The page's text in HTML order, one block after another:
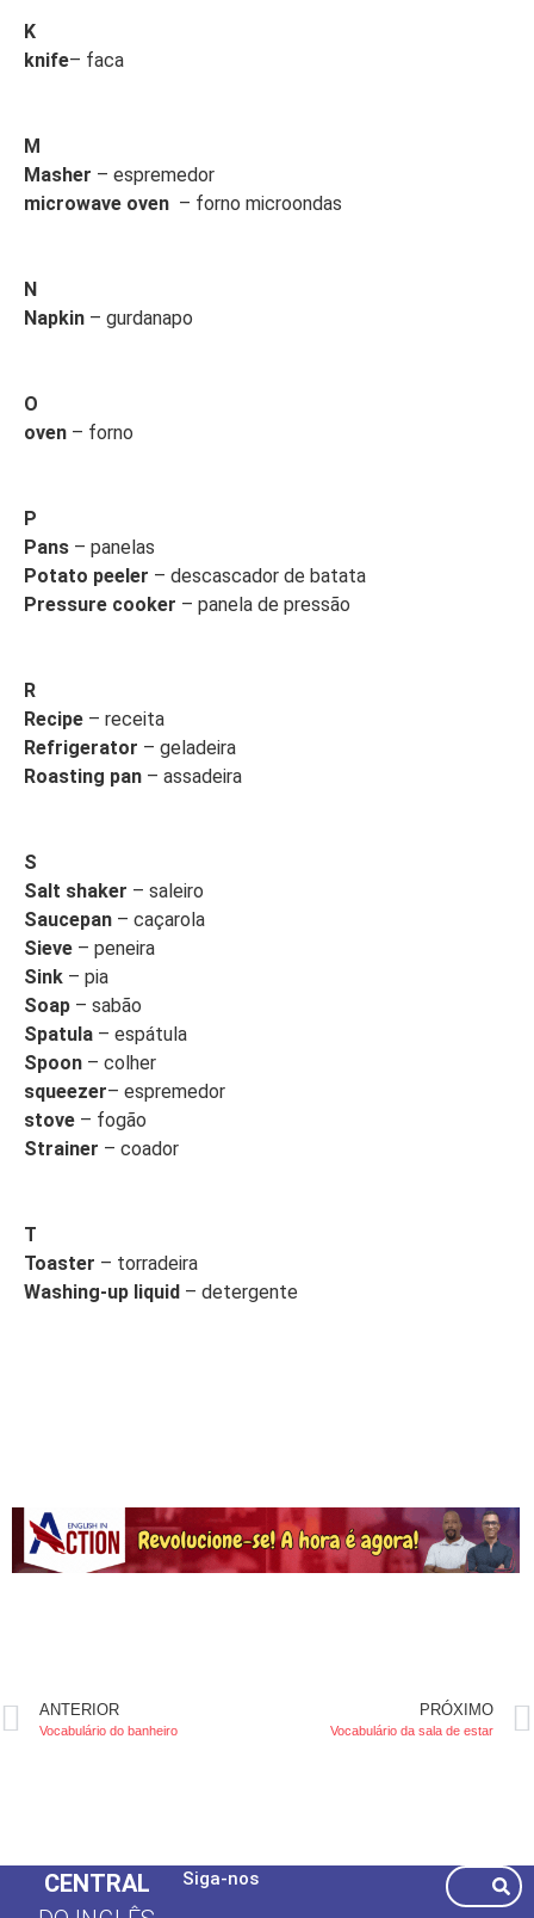
K
knife– faca
M
Masher – espremedor
microwave oven – forno microondas
N
Napkin – gurdanapo
O
oven – forno
P
Pans – panelas
Potato peeler – descascador de batata
Pressure cooker – panela de pressão
R
Recipe – receita
Refrigerator – geladeira
Roasting pan – assadeira
S
Salt shaker – saleiro
Saucepan – caçarola
Sieve – peneira
Sink – pia
Soap – sabão
Spatula – espátula
Spoon – colher
squeezer– espremedor
stove – fogão
Strainer – coador
T
Toaster – torradeira
Washing-up liquid – detergente
ANTERIOR
Vocabulário do banheiro
PRÓXIMO
Vocabulário da sala de estar
CENTRAL
Siga-nos